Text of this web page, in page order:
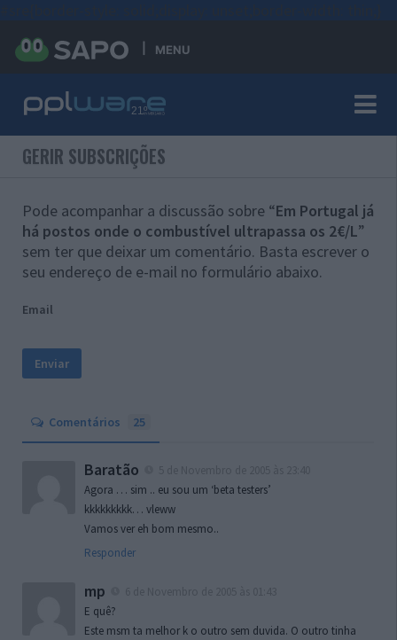
MENU
GERIR SUBSCRIÇÕES
Pode acompanhar a discussão sobre “Em Portugal já
há postos onde o combustível ultrapassa os 2€/L”
sem ter que deixar um comentário. Basta escrever o
seu endereço de e-mail no formulário abaixo.
Email
Comentários 25
Baratão
Agora … sim .. eu sou um ‘beta testers’
kkkkkkkkk… vleww
Vamos ver eh bom mesmo..
Responder
mp
E quê?
Este msm ta melhor k o outro sem duvida. O outro tinha